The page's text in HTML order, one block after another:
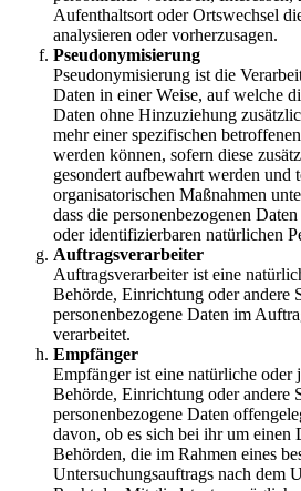
Aufenthaltsort oder Ortswechsel
analysieren oder vorherzusagen.
Pseudonymisierung
Pseudonymisierung ist die
Daten in einer Weise, auf welche
Daten ohne Hinzuziehung
mehr einer spezifischen
werden können, sofern diese
gesondert aufbewahrt werden und
organisatorischen Maßnahmen
dass die personenbezogenen
oder identifizierbaren natürlichen
Auftragsverarbeiter
Auftragsverarbeiter ist eine
Behörde, Einrichtung oder andere
personenbezogene Daten im
verarbeitet.
Empfänger
Empfänger ist eine natürliche oder
Behörde, Einrichtung oder andere
personenbezogene Daten
davon, ob es sich bei ihr um einen
Behörden, die im Rahmen eines
Untersuchungsauftrags nach dem